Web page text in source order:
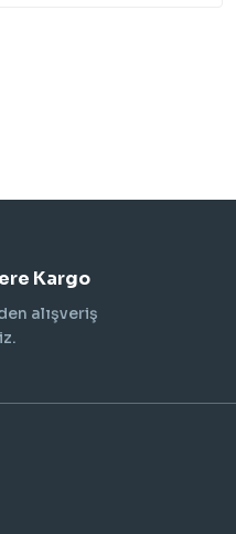
Kargo
alışveriş